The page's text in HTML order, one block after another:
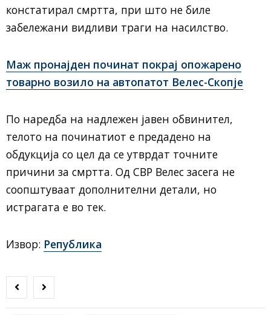
констатирал смртта, при што не биле
забележани видливи траги на насилство.
Маж пронајден починат покрај опожарено
товарно возило на автопатот Велес-Скопје
По наредба на надлежен јавен обвинител,
телото на починатиот е предадено на
обдукција со цел да се утврдат точните
причини за смртта. Од СВР Велес засега не
соопштуваат дополнителни детали, но
истрагата е во тек.
Извор: Република